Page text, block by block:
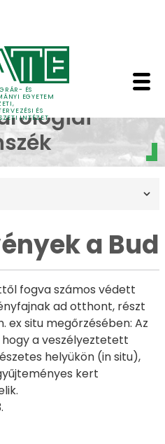
ÉS
EGYETEM
ÉS
INTÉZET
a
a
fogva számos védett
ad otthont, részt
ex situ megőrzésében: Az
hogy a veszélyeztetett
helyükön (in situ),
kert